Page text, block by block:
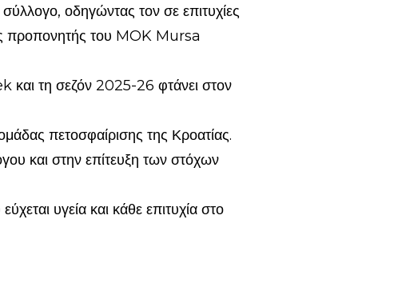
οδηγώντας τον σε επιτυχίες
προπονητής του MOK Mursa
τη σεζόν 2025-26 φτάνει στον
πετοσφαίρισης της Κροατίας.
και στην επίτευξη των στόχων
υγεία και κάθε επιτυχία στο